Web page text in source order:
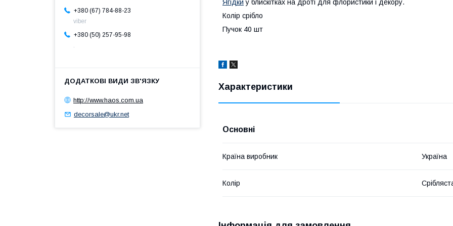
Ягідки у блискітках на дроті для флористики і декору.
Колір срібло
Пучок 40 шт
Характеристики
Основні
Країна виробник Україна
Колір
+380 (67) 784-88-23
viber
+380 (50) 257-95-98
.
http://www.haos.com.ua
decorsale@ukr.net